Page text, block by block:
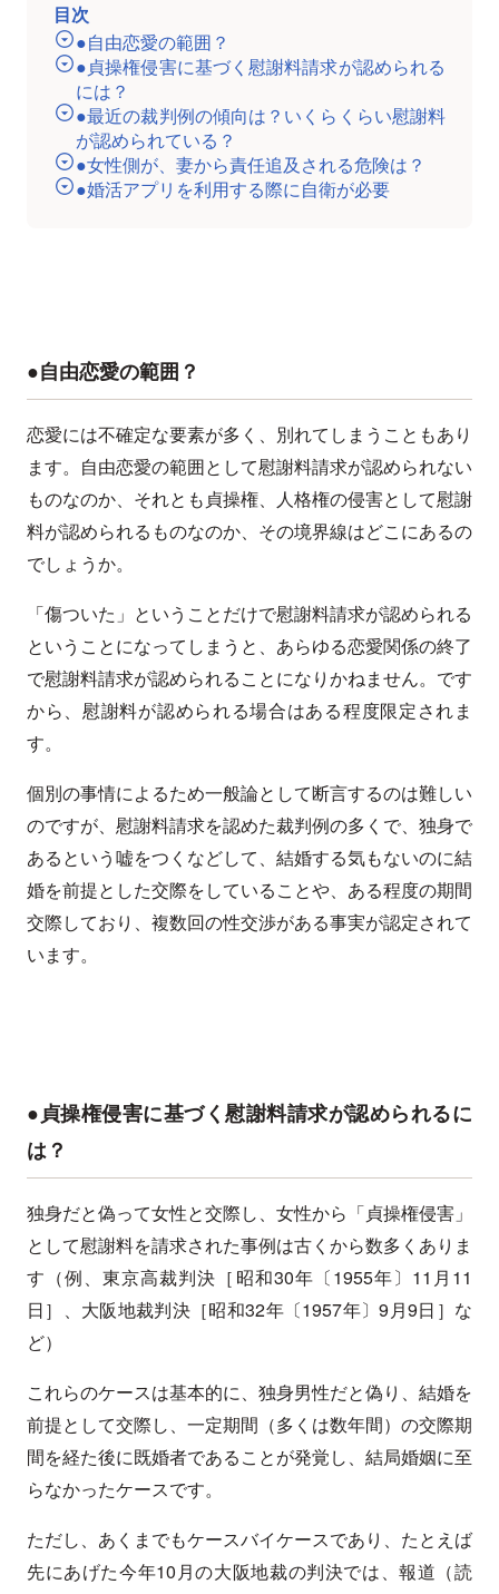
目次
●自由恋愛の範囲？
●貞操権侵害に基づく慰謝料請求が認められる
には？
●最近の裁判例の傾向は？いくらくらい慰謝料
が認められている？
●女性側が、妻から責任追及される危険は？
●婚活アプリを利用する際に自衛が必要
●自由恋愛の範囲？
恋愛には不確定な要素が多く、別れてしまうこともあり
ます。自由恋愛の範囲として慰謝料請求が認められない
ものなのか、それとも貞操権、人格権の侵害として慰謝
料が認められるものなのか、その境界線はどこにあるの
でしょうか。
「傷ついた」ということだけで慰謝料請求が認められる
ということになってしまうと、あらゆる恋愛関係の終了
で慰謝料請求が認められることになりかねません。です
から、慰謝料が認められる場合はある程度限定されま
す。
個別の事情によるため一般論として断言するのは難しい
のですが、慰謝料請求を認めた裁判例の多くで、独身で
あるという嘘をつくなどして、結婚する気もないのに結
婚を前提とした交際をしていることや、ある程度の期間
交際しており、複数回の性交渉がある事実が認定されて
います。
●貞操権侵害に基づく慰謝料請求が認められるに
は？
独身だと偽って女性と交際し、女性から「貞操権侵害」
として慰謝料を請求された事例は古くから数多くありま
す（例、東京高裁判決［昭和30年〔1955年〕11月11
日］、大阪地裁判決［昭和32年〔1957年〕9月9日］な
ど）
これらのケースは基本的に、独身男性だと偽り、結婚を
前提として交際し、一定期間（多くは数年間）の交際期
間を経た後に既婚者であることが発覚し、結局婚姻に至
らなかったケースです。
ただし、あくまでもケースバイケースであり、たとえば
先にあげた今年10月の大阪地裁の判決では、報道（読